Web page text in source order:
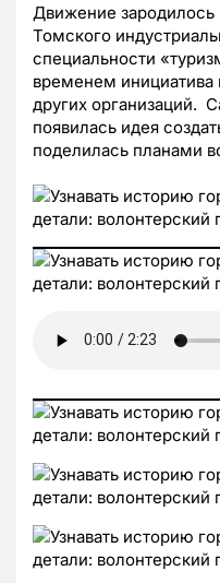
Движение зародилось
Томского
специальности
временем
других организаций.
появилась идея
поделилась планами